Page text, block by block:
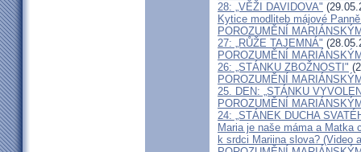
28: „VĚŽI DAVIDOVA"
Kytice modliteb májové
POROZUMĚNÍ
27: „RŮŽE TAJEMNÁ"
POROZUMĚNÍ
26: „STÁNKU ZBOŽNOSTI"
POROZUMĚNÍ
25. DEN: „STÁNKU
POROZUMĚNÍ
24: „STÁNEK DUCHA
Maria je naše máma a
k srdci Mariina slova? (Video